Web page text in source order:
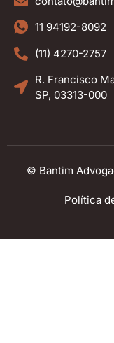
11 94192-8092
(11) 4270-2757
R. Francisco
SP, 03313-000
© Bantim
Política